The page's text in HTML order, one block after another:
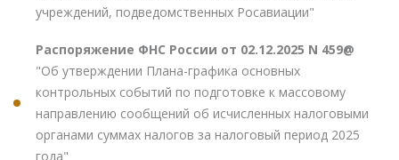
учреждений, подведомственных Росавиации"
Распоряжение ФНС России от 02.12.2025 N 459@
"Об утверждении Плана-графика основных
контрольных событий по подготовке к массовому
направлению сообщений об исчисленных налоговыми
органами суммах налогов за налоговый период 2025
года"